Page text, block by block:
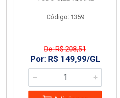
Código: 1359
De: R$ 208,51
Por: R$ 149,99/GL